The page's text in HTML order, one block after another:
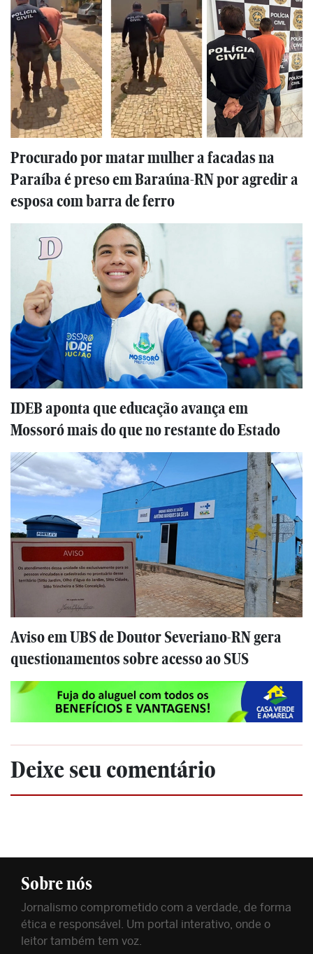
Procurado por matar mulher a facadas na
Paraíba é preso em Baraúna-RN por agredir a
esposa com barra de ferro
IDEB aponta que educação avança em
Mossoró mais do que no restante do Estado
Aviso em UBS de Doutor Severiano-RN gera
questionamentos sobre acesso ao SUS
Deixe seu comentário
Sobre nós
Jornalismo comprometido com a verdade, de forma
ética e responsável. Um portal interativo, onde o
leitor também tem voz.